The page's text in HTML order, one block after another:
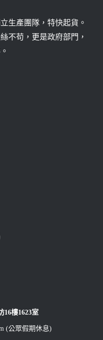
生產團隊，特快起貨。
不苟，更是政府部門，
16樓1623室
(公眾假期休息)